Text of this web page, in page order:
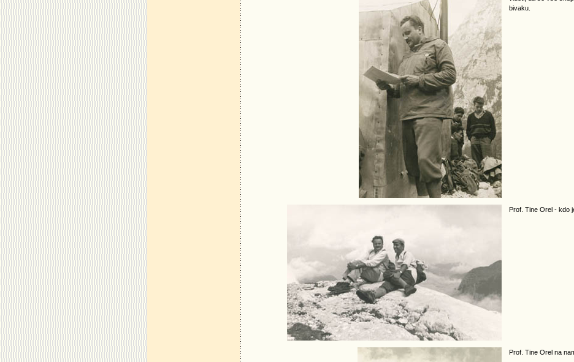
bivaku.
Prof. Tine Orel - kdo
Prof. Tine Orel na